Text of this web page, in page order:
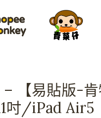
【易貼版-
吋/iPad Air5